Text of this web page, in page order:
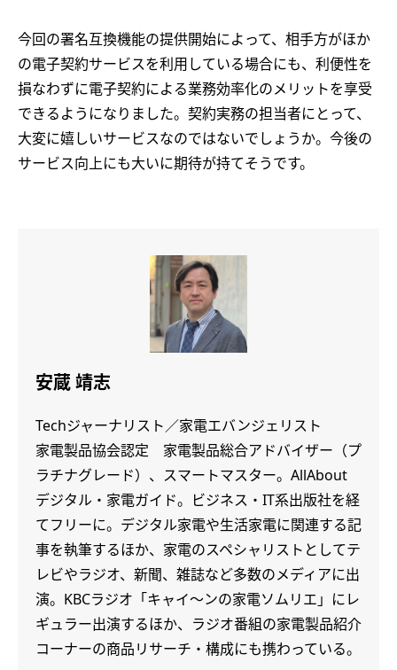
今回の署名互換機能の提供開始によって、相手方がほか
の電子契約サービスを利用している場合にも、利便性を
損なわずに電子契約による業務効率化のメリットを享受
できるようになりました。契約実務の担当者にとって、
大変に嬉しいサービスなのではないでしょうか。今後の
サービス向上にも大いに期待が持てそうです。
安蔵 靖志
Techジャーナリスト／家電エバンジェリスト
家電製品協会認定 家電製品総合アドバイザー（プ
ラチナグレード）、スマートマスター。AllAbout
デジタル・家電ガイド。ビジネス・IT系出版社を経
てフリーに。デジタル家電や生活家電に関連する記
事を執筆するほか、家電のスペシャリストとしてテ
レビやラジオ、新聞、雑誌など多数のメディアに出
演。KBCラジオ「キャイ～ンの家電ソムリエ」にレ
ギュラー出演するほか、ラジオ番組の家電製品紹介
コーナーの商品リサーチ・構成にも携わっている。